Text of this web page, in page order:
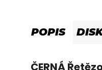
POPIS
ČERNÁ